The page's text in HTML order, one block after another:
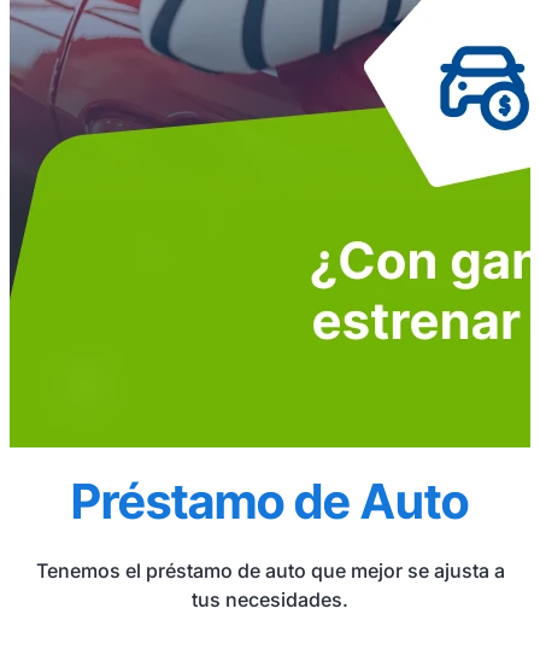
Préstamo de Auto
Tenemos el préstamo de auto que mejor se ajusta a
tus necesidades.